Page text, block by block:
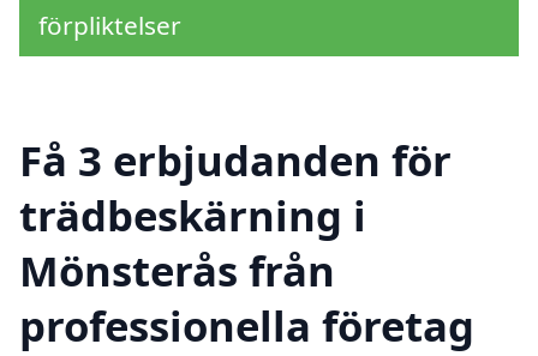
förpliktelser
Få 3 erbjudanden för
trädbeskärning i
Mönsterås från
professionella företag